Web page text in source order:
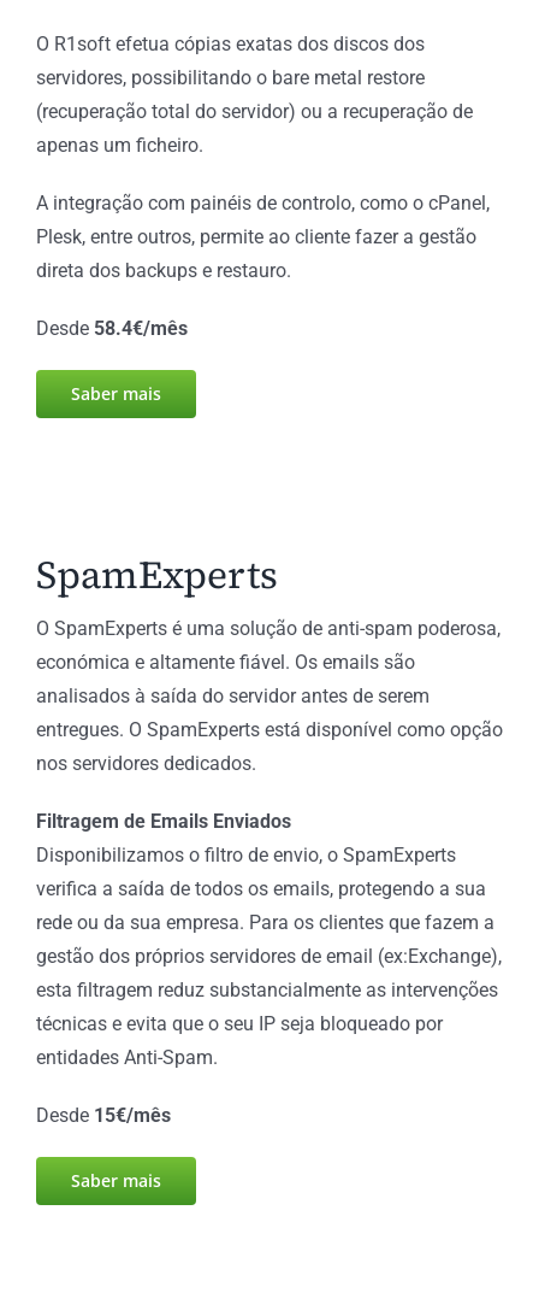
O R1soft efetua cópias exatas dos discos dos
servidores, possibilitando o bare metal restore
(recuperação total do servidor) ou a recuperação de
apenas um ficheiro.
A integração com painéis de controlo, como o cPanel,
Plesk, entre outros, permite ao cliente fazer a gestão
direta dos backups e restauro.
Desde 58.4€/mês
Saber mais
SpamExperts
O SpamExperts é uma solução de anti-spam poderosa,
económica e altamente fiável. Os emails são
analisados à saída do servidor antes de serem
entregues. O SpamExperts está disponível como opção
nos servidores dedicados.
Filtragem de Emails Enviados
Disponibilizamos o filtro de envio, o SpamExperts
verifica a saída de todos os emails, protegendo a sua
rede ou da sua empresa. Para os clientes que fazem a
gestão dos próprios servidores de email (ex:Exchange),
esta filtragem reduz substancialmente as intervenções
técnicas e evita que o seu IP seja bloqueado por
entidades Anti-Spam.
Desde 15€/mês
Saber mais